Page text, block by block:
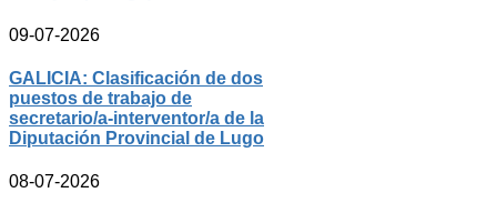
09-07-2026
GALICIA: Clasificación de dos
puestos de trabajo de
secretario/a-interventor/a de la
Diputación Provincial de Lugo
08-07-2026